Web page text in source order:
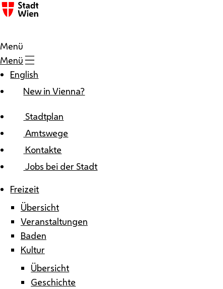
Zum Inhalt
Menü
Menü
English
New in Vienna?
Stadtplan
Amtswege
Kontakte
Jobs bei der Stadt
Freizeit
Übersicht
Veranstaltungen
Baden
Kultur
Übersicht
Geschichte